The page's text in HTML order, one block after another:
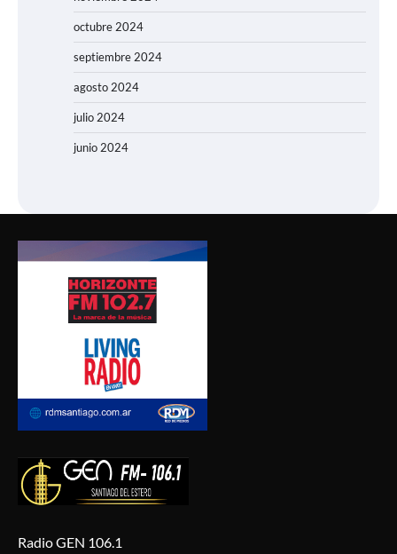
octubre 2024
septiembre 2024
agosto 2024
julio 2024
junio 2024
Radio GEN 106.1